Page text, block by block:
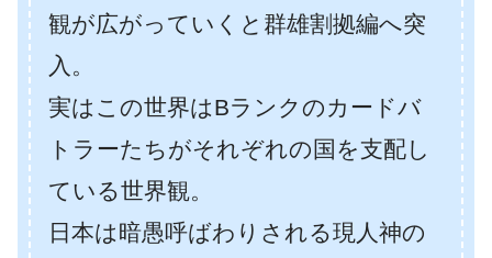
観が広がっていくと群雄割拠編へ突
入。
実はこの世界はBランクのカードバ
トラーたちがそれぞれの国を支配し
ている世界観。
日本は暗愚呼ばわりされる現人神の